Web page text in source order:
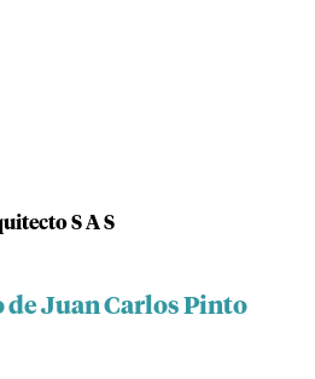
S A S
de Juan Carlos Pinto